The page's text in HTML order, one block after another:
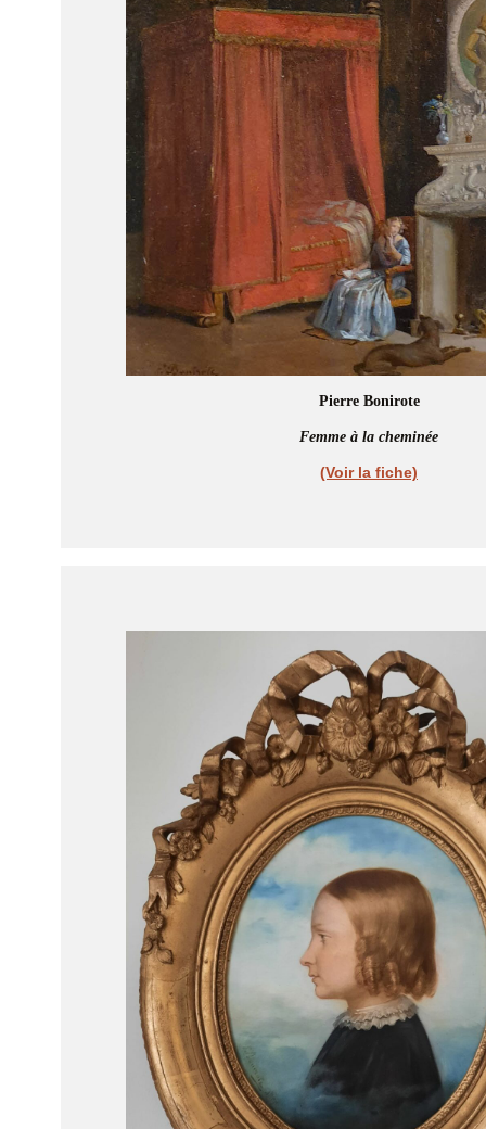
Pierre Bonirote
Femme à la cheminée
(Voir la fiche)